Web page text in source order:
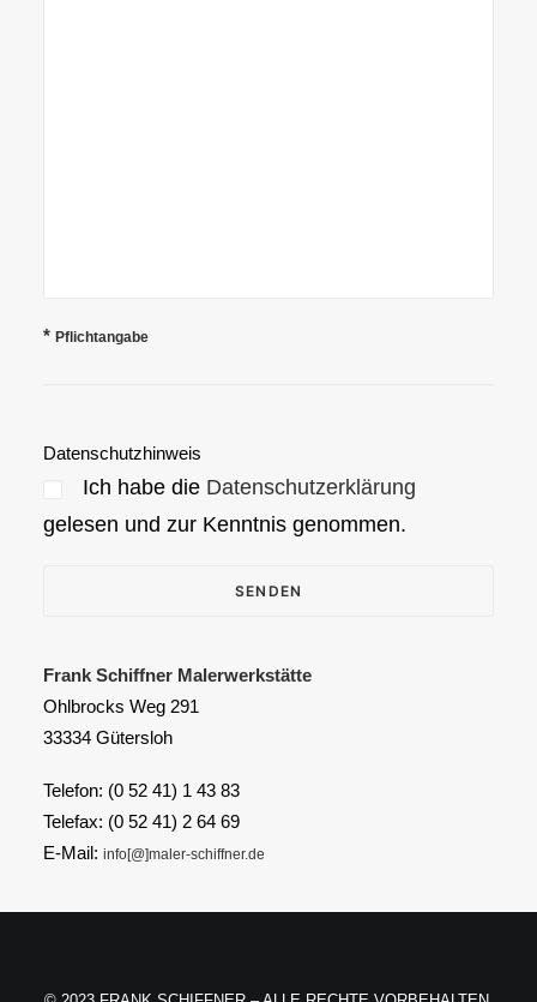
* Pflichtangabe
Datenschutzhinweis
Ich habe die Datenschutzerklärung
gelesen und zur Kenntnis genommen.
Frank Schiffner Malerwerkstätte
Ohlbrocks Weg 291
33334 Gütersloh
Telefon: (0 52 41) 1 43 83
Telefax: (0 52 41) 2 64 69
E-Mail: info[@]maler-schiffner.de